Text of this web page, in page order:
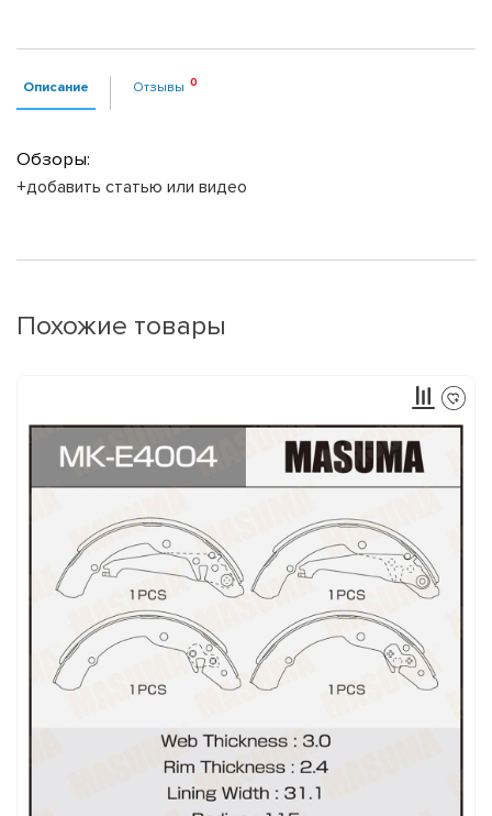
Описание Отзывы
Обзоры:
+добавить статью или видео
Похожие товары